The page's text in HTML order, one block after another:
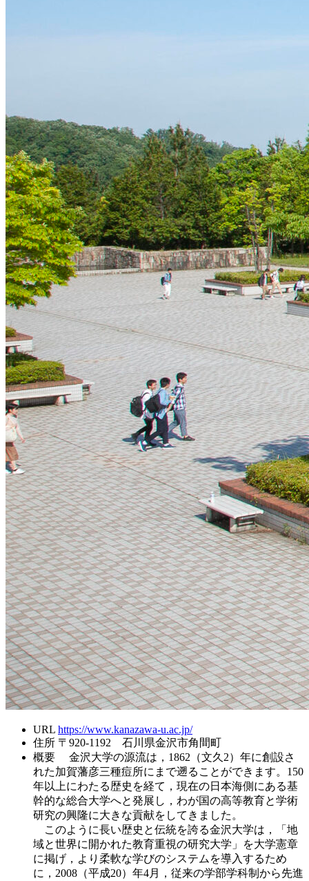
URL https://www.kanazawa-u.ac.jp/
住所 〒920-1192 石川県金沢市角間町
概要
金沢大学の源流は，1862（文久2）年に創設さ
れた加賀藩彦三種痘所にまで遡ることができます。150
年以上にわたる歴史を経て，現在の日本海側にある基
幹的な総合大学へと発展し，わが国の高等教育と学術
研究の興隆に大きな貢献をしてきました。
このように長い歴史と伝統を誇る金沢大学は，「地
域と世界に開かれた教育重視の研究大学」を大学憲章
に掲げ，より柔軟な学びのシステムを導入するため
に，2008（平成20）年4月，従来の学部学科制から先進